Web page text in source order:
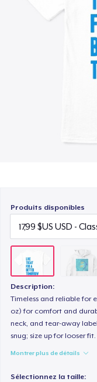
Produits disponibles
Description:
Timeless and reliable for
oz) for comfort and
neck, and tear-away
snug; size up for looser fit.
Montrer plus de détails
Sélectionnez la taille: